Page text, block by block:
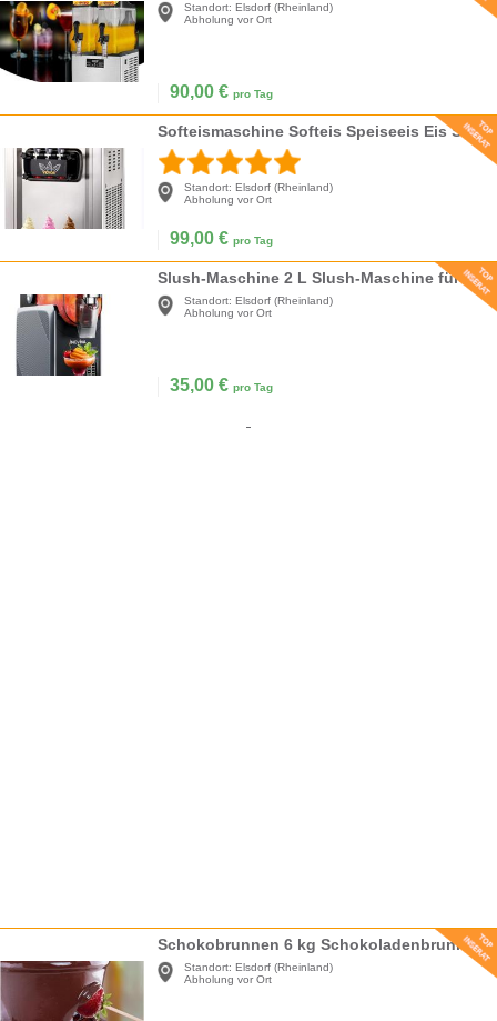
Standort: Elsdorf (Rheinland)
Abholung vor Ort
90,00 € pro Tag
Softeismaschine Softeis Speiseeis Eis Speiseeismaschine 30 L/Stunde 3 Geschmacksrichtungen 2200 W
Standort: Elsdorf (Rheinland)
Abholung vor Ort
99,00 € pro Tag
Slush-Maschine 2 L Slush-Maschine für Zuhause mit Selbstreinigung 5 voreingestellte Programme
Standort: Elsdorf (Rheinland)
Abholung vor Ort
35,00 € pro Tag
Schokobrunnen 6 kg Schokoladenbrunnen Schokofontäne Schokolade 250 Watt 5 Etagen 30 - 110°C
Standort: Elsdorf (Rheinland)
Abholung vor Ort